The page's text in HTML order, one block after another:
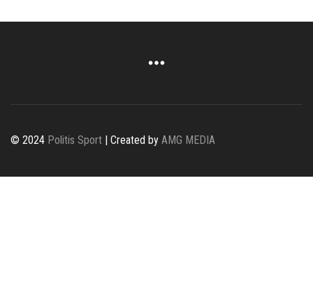
© 2024 Politis Sport | Created by AMG MEDIA